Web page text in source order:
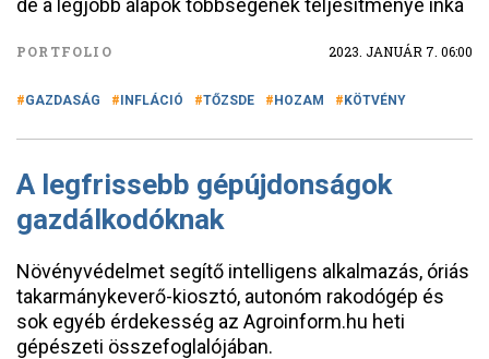
de a legjobb alapok többségének teljesítménye inká
PORTFOLIO 2023. JANUÁR 7. 06:00
GAZDASÁG INFLÁCIÓ TŐZSDE HOZAM KÖTVÉNY
A legfrissebb gépújdonságok
gazdálkodóknak
Növényvédelmet segítő intelligens alkalmazás, óriás
takarmánykeverő-kiosztó, autonóm rakodógép és
sok egyéb érdekesség az Agroinform.hu heti
gépészeti összefoglalójában.